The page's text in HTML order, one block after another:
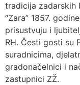
tradicija zadarskih
“Zara” 1857.
prisustvuju i
RH. Česti gosti su
suradnicima,
gradonačelnici i
zastupnici ZŽ.